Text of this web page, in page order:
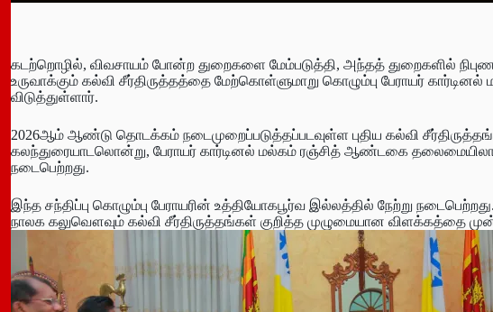
கடற்றொழில், விவசாயம் போன்ற துறைகளை மேம்படுத்தி, அந்தத் துறைகளில்
உருவாக்கும் கல்வி சீர்திருத்தத்தை மேற்கொள்ளுமாறு கொழும்பு பேராயர்
விடுத்துள்ளார்.
2026ஆம் ஆண்டு தொடக்கம் நடைமுறைப்படுத்தப்படவுள்ள புதிய கல்வி
கலந்துரையாடலொன்று, பேராயர் கார்டினல் மல்கம் ரஞ்சித் ஆண்டகை
நடைபெற்றது.
இந்த சந்திப்பு கொழும்பு பேராயரின் உத்தியோகபூர்வ இல்லத்தில் நேற்று
நாலக கலுவௌவும் கல்வி சீர்திருத்தங்கள் குறித்த முழுமையான விளக்கத்தை